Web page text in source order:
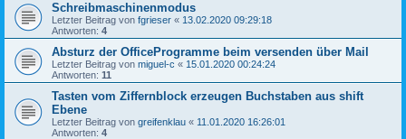
Schreibmaschinenmodus
Letzter Beitrag von fgrieser « 13.02.2020 09:29:18
Antworten: 4
Absturz der OfficeProgramme beim versenden über Mail
Letzter Beitrag von miguel-c « 15.01.2020 00:24:24
Antworten: 11
Tasten vom Ziffernblock erzeugen Buchstaben aus shift
Ebene
Letzter Beitrag von greifenklau « 11.01.2020 16:26:01
Antworten: 4